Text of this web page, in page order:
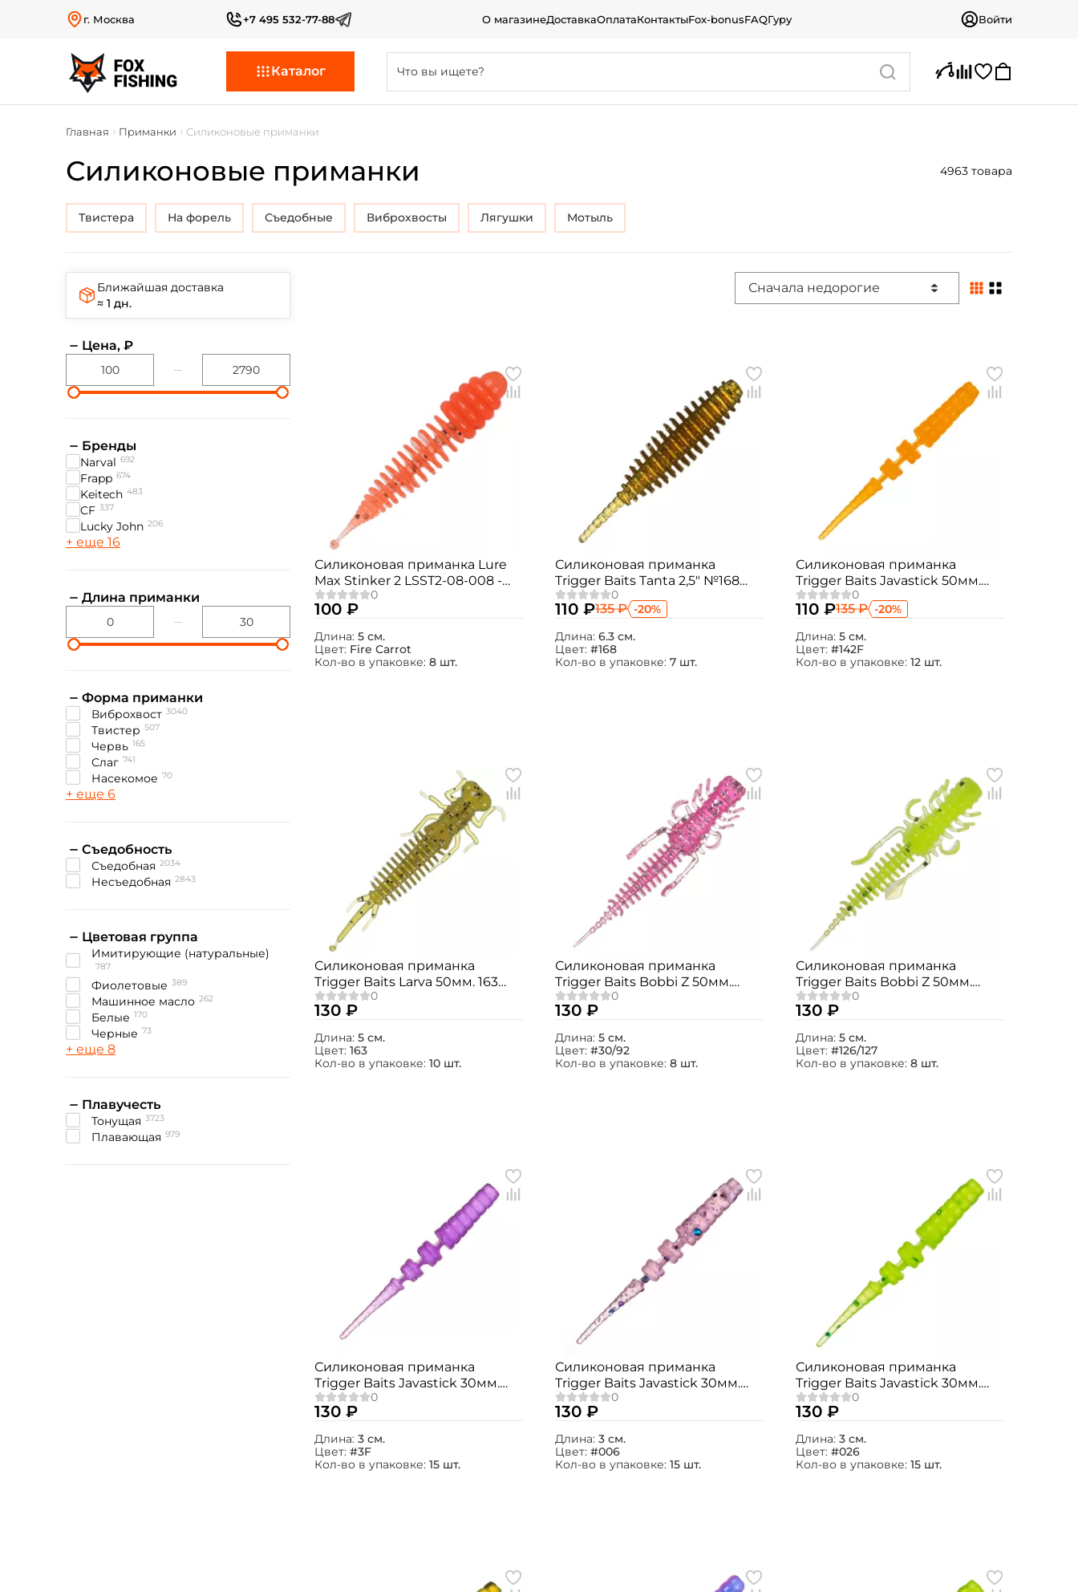
г. Москва +7 495 532-77-88 О магазинеДоставкаОплатаКонтактыFox-bonusFAQГуру Войти
Каталог
Главная Приманки Силиконовые приманки
Силиконовые приманки 4963 товара
Твистера на форель съедобные Виброхвосты лягушки Мотыль
Ближайшая доставка
≈ 1 дн.
Цена, ₽
Бренды
Narval 692
Frapp 674
Keitech 483
CF 337
Lucky John 206
+ еще 16
Длина приманки
Форма приманки
виброхвост 3040
твистер 507
червь 165
слаг 741
насекомое 70
+ еще 6
Съедобность
съедобная 2034
несъедобная 2843
Цветовая группа
Имитирующие (натуральные)
787
Фиолетовые 389
Машинное масло 262
Белые 170
Черные 73
+ еще 8
Плавучесть
тонущая 3723
плавающая 979
Сначала недорогие
Силиконовая приманка Lure
Max Stinker 2 LSST2-08-008 -
Fire Carrot
100 ₽
Длина: 5 см.
Цвет: Fire Carrot
Кол-во в упаковке: 8 шт.
Силиконовая приманка
Trigger Baits Tanta 2,5" №168
6,3см. 7шт.
110 ₽135 ₽ -20%
Длина: 6.3 см.
Цвет: #168
Кол-во в упаковке: 7 шт.
Силиконовая приманка
Trigger Baits Javastick 50мм.
142F 12шт.
110 ₽135 ₽ -20%
Длина: 5 см.
Цвет: #142F
Кол-во в упаковке: 12 шт.
Силиконовая приманка
Trigger Baits Larva 50мм. 163
10шт.
130 ₽
Длина: 5 см.
Цвет: 163
Кол-во в упаковке: 10 шт.
Силиконовая приманка
Trigger Baits Bobbi Z 50мм.
№30/92 8шт.
130 ₽
Длина: 5 см.
Цвет: #30/92
Кол-во в упаковке: 8 шт.
Силиконовая приманка
Trigger Baits Bobbi Z 50мм.
№126/127 8шт.
130 ₽
Длина: 5 см.
Цвет: #126/127
Кол-во в упаковке: 8 шт.
Силиконовая приманка
Trigger Baits Javastick 30мм.
№3F 15шт.
130 ₽
Длина: 3 см.
Цвет: #3F
Кол-во в упаковке: 15 шт.
Силиконовая приманка
Trigger Baits Javastick 30мм.
№006 15шт.
130 ₽
Длина: 3 см.
Цвет: #006
Кол-во в упаковке: 15 шт.
Силиконовая приманка
Trigger Baits Javastick 30мм.
№026 15шт.
130 ₽
Длина: 3 см.
Цвет: #026
Кол-во в упаковке: 15 шт.